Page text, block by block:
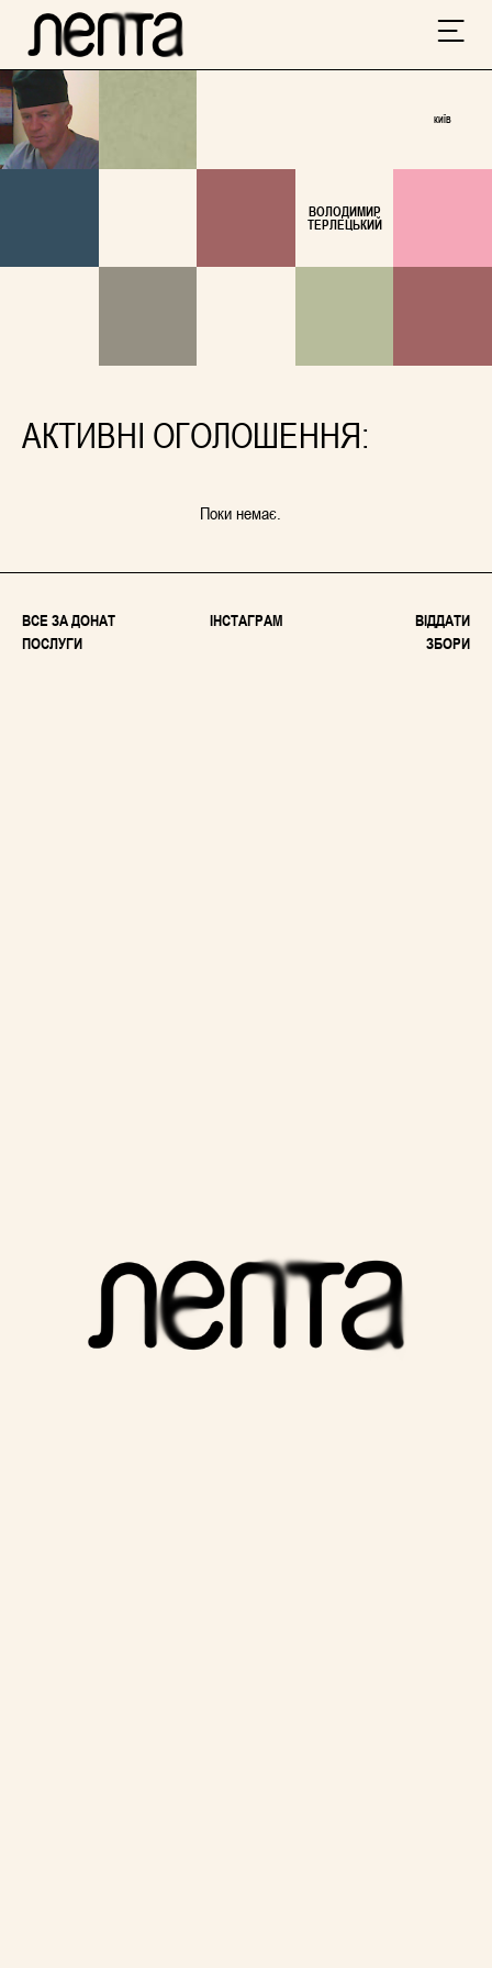
КИЇВ
ВОЛОДИМИР
ТЕРЛЕЦЬКИЙ
АКТИВНІ ОГОЛОШЕННЯ:
Поки немає.
ВСЕ ЗА ДОНАТ ІНСТАГРАМ
ВІДДАТИ
ПОСЛУГИ
ЗБОРИ